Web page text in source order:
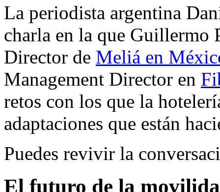
La periodista argentina
charla en la que Guillermo
Director de Meliá en
Management Director en
retos con los que la
adaptaciones que están
Puedes revivir la
El futuro de la